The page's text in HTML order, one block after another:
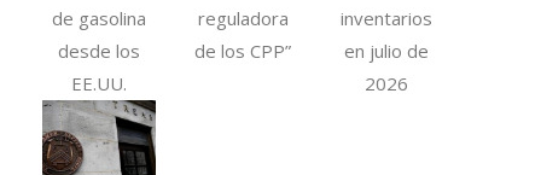
de gasolina
desde los
EE.UU.
reguladora
de los CPP”
inventarios
en julio de
2026